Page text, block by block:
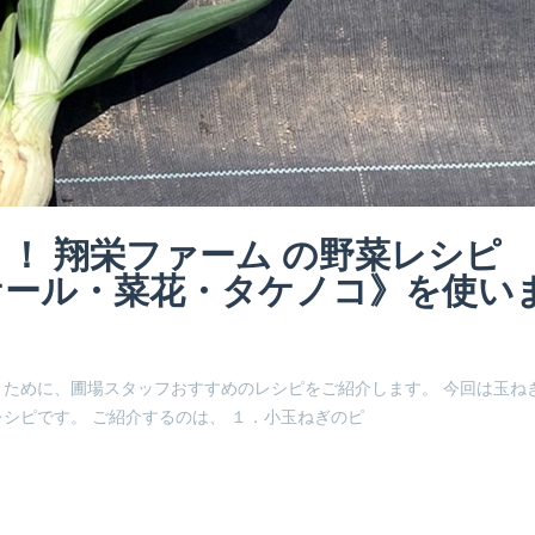
！ 翔栄ファーム の野菜レシ
ル・菜花・タケノコ》を使い
めに、圃場スタッフおすすめのレシピをご紹介します。 今回は玉ね
ピです。 ご紹介するのは、 １．小玉ねぎのピ